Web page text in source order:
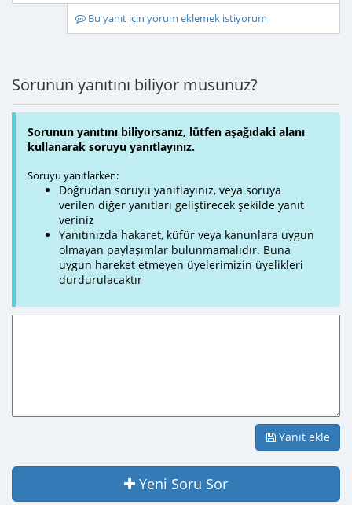
Bu yanıt için yorum eklemek istiyorum
Sorunun yanıtını biliyor musunuz?
Sorunun yanıtını biliyorsanız, lütfen aşağıdaki alanı
kullanarak soruyu yanıtlayınız.
Soruyu yanıtlarken:
Doğrudan soruyu yanıtlayınız, veya soruya
verilen diğer yanıtları geliştirecek şekilde yanıt
veriniz
Yanıtınızda hakaret, küfür veya kanunlara uygun
olmayan paylaşımlar bulunmamalıdır. Buna
uygun hareket etmeyen üyelerimizin üyelikleri
durdurulacaktır
Yanıt ekle
Yeni Soru Sor